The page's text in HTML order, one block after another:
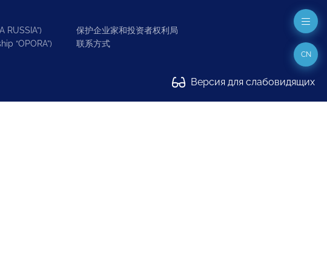
RUSSIA”)
“OPORA”)
保护企业家和投资者权利局
联系方式
Версия для слабовидящих
CN